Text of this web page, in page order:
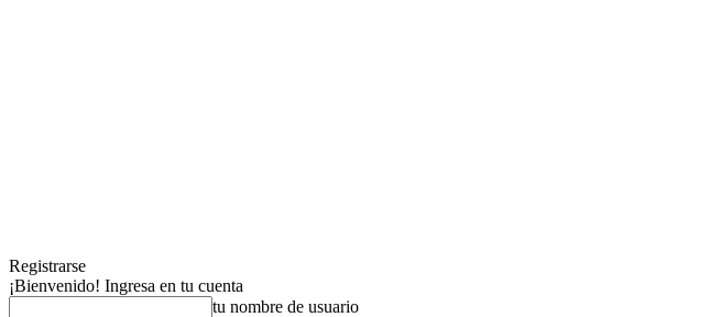
Registrarse
¡Bienvenido! Ingresa en tu cuenta
tu nombre de usuario